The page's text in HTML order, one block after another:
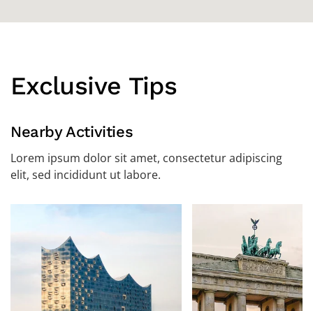
Exclusive Tips
Nearby Activities
Lorem ipsum dolor sit amet, consectetur adipiscing
elit, sed incididunt ut labore.